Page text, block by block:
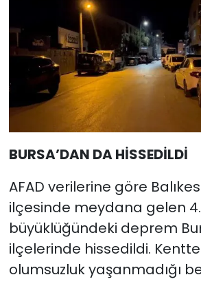
BURSA’DAN DA HİSSEDİLDİ
AFAD verilerine göre
ilçesinde meydana gelen
büyüklüğündeki deprem
ilçelerinde hissedildi.
olumsuzluk yaşanmadığı